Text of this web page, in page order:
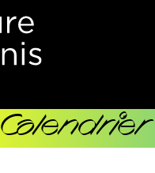
Calendrier